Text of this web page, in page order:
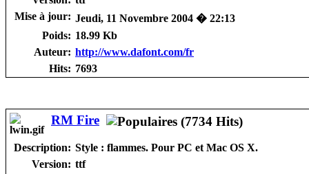
Mise à jour: Jeudi, 11 Novembre 2004 � 22:13
Poids: 18.99 Kb
Auteur: http://www.dafont.com/fr
Hits: 7693
RM Fire
Description: Style : flammes. Pour PC et Mac OS X.
Version: ttf